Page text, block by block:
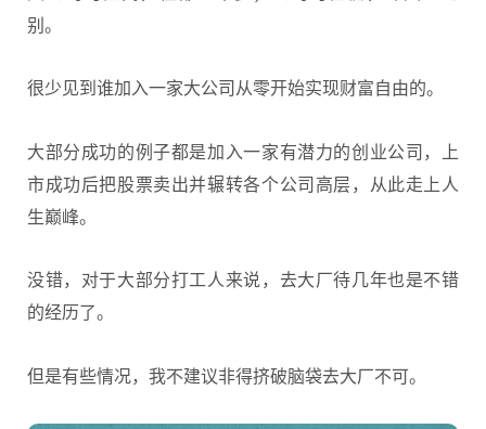
别。
很少见到谁加入一家大公司从零开始实现财富自由的。
大部分成功的例子都是加入一家有潜力的创业公司，上
市成功后把股票卖出并辗转各个公司高层，从此走上人
生巅峰。
没错，对于大部分打工人来说，去大厂待几年也是不错
的经历了。
但是有些情况，我不建议非得挤破脑袋去大厂不可。